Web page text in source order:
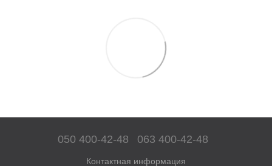
050 400-42-48 063 400-42-48
Контактная информация